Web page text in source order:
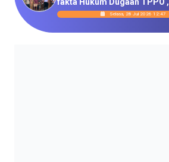
fakta Hukum Dugaan TPPO
Selasa, 28 Jul 2026 12:47